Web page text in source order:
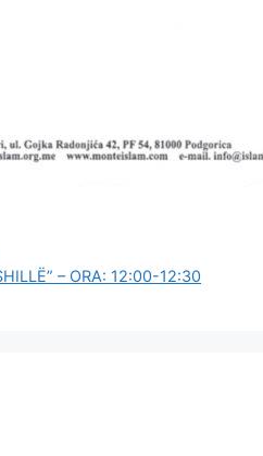
– ORA: 12:00-12:30